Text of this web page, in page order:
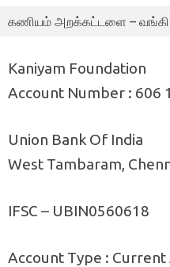
கணியம் அறக்கட்டளை – வங்கி
Kaniyam Foundation
Account Number : 606
Union Bank Of India
West Tambaram,
IFSC – UBIN0560618
Account Type : Current